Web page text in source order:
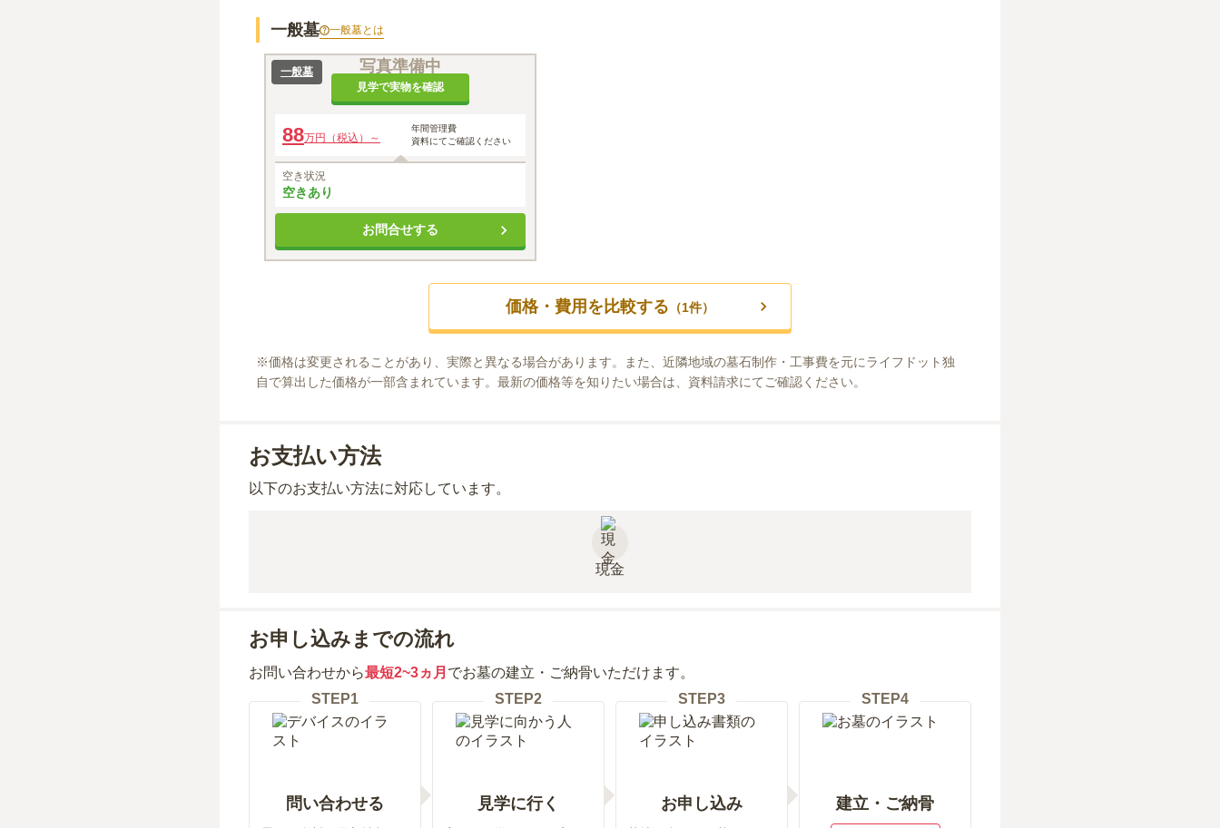
一般墓 一般墓とは
写真準備中
見学で実物を確認
一般墓
88万円（税込）～
年間管理費
資料にてご確認ください
空き状況
空きあり
お問合せする
価格・費用を比較する （1件）
※価格は変更されることがあり、実際と異なる場合があります。また、近隣地域の墓石制作・工事費を元にライフドット独
自で算出した価格が一部含まれています。最新の価格等を知りたい場合は、資料請求にてご確認ください。
お支払い方法
以下のお支払い方法に対応しています。
現金
お申し込みまでの流れ
お問い合わせから最短2~3ヵ月 でお墓の建立・ご納骨いただけます。
STEP1
問い合わせる
STEP2
見学に行く
STEP3
お申し込み
STEP4
建立・ご納骨